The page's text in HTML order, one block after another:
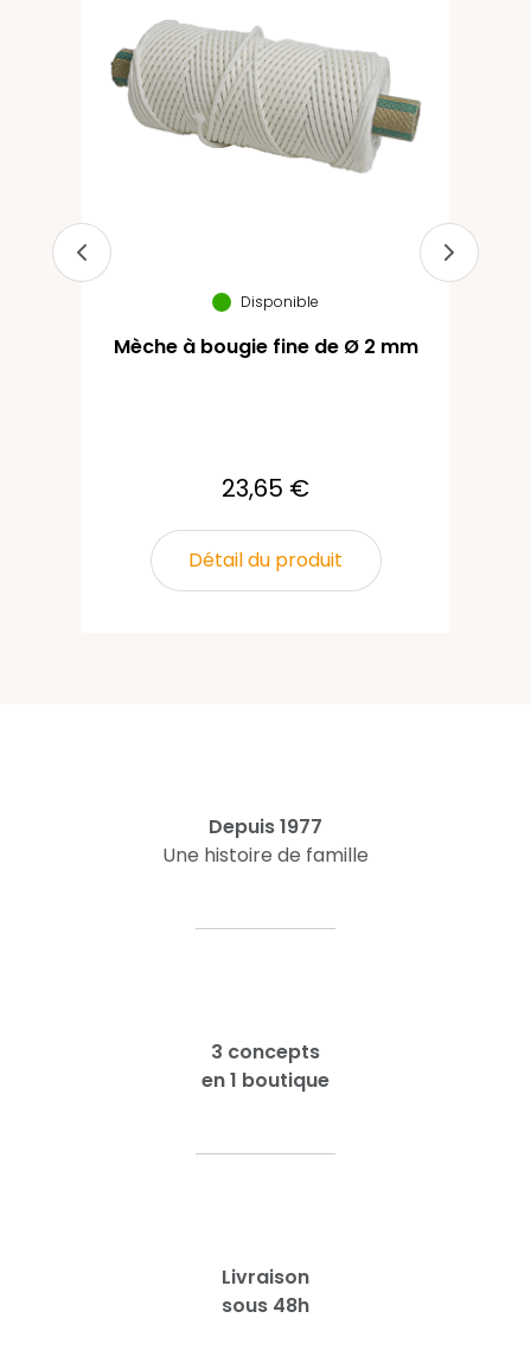
Disponible
Mèche à bougie fine de Ø 2 mm
23,65 €
Détail du produit
Depuis 1977
Une histoire de famille
3 concepts
en 1 boutique
Livraison
sous 48h